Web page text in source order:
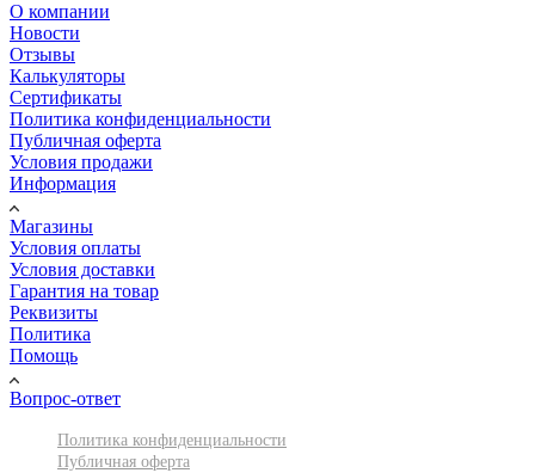
О компании
Новости
Отзывы
Калькуляторы
Сертификаты
Политика конфиденциальности
Публичная оферта
Условия продажи
Информация
Магазины
Условия оплаты
Условия доставки
Гарантия на товар
Реквизиты
Политика
Помощь
Вопрос-ответ
Политика конфиденциальности
Публичная оферта